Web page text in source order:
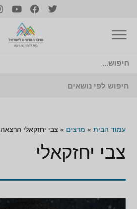
עמוד הבית » מרצים » צבי יחזקאלי הרצאה
צבי יחזקאלי